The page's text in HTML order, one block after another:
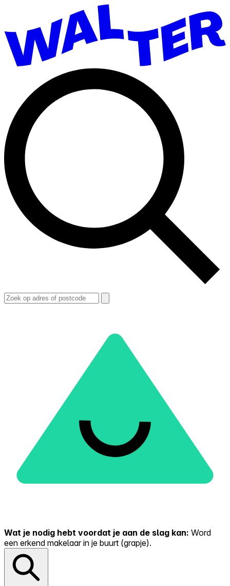
Wat je nodig hebt voordat je aan de slag kan: Word
een erkend makelaar in je buurt (grapje).